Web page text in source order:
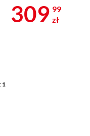
1
Cena
309 99
zł